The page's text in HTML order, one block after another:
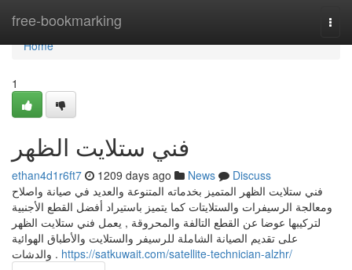
free-bookmarking
Home
Home
1
فني ستلايت الظهر
ethan4d1r6ft7 1209 days ago News
Discuss
فني ستلايت الظهر المتميز بخدماته المتنوعة والعديد في صيانة واصلاح
ومعالجة الرسيفرات والستلايتات كما يتميز باستيراد أفضل القطع الأجنبية
لتركيبها عوضا عن القطع التالفة والمحروقة , يعمل فني ستلايت الظهر
على تقديم الصيانة الشاملة للرسيفر والستلايت والأطباق الهوائية
والدشات . https://satkuwait.com/satellite-technician-alzhr/